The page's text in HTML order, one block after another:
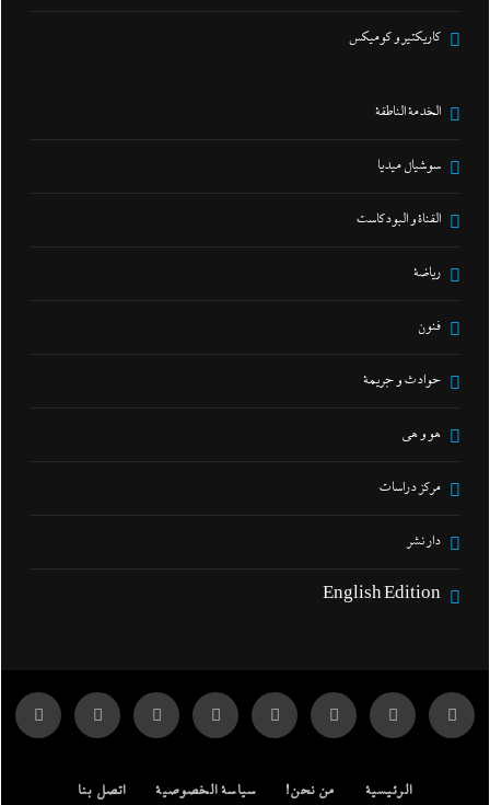
كاريكتير و كوميكس
الخدمة الناطقة
سوشيال ميديا
القناة و البودكاست
رياضة
فنون
حوادث و جريمة
هو و هي
مركز دراسات
دار نشر
English Edition
الرئيسية من نحن! سياسة الخصوصية اتصل بنا